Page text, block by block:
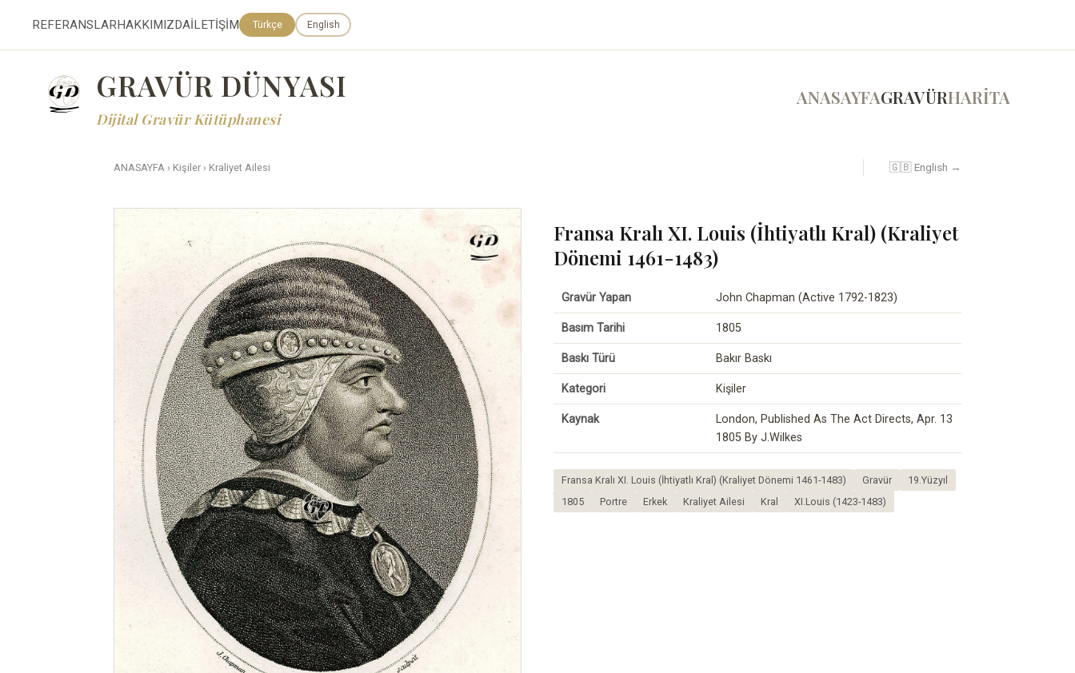
REFERANSLARHAKKIMIZDAİLETİŞİM Türkçe English
GRAVÜR DÜNYASI
Dijital Gravür Kütüphanesi
ANASAYFAGRAVÜRHARİTA
ANASAYFA › Kişiler › Kraliyet Ailesi 🇬🇧 English →
Fransa Kralı XI. Louis (İhtiyatlı Kral) (Kraliyet
Dönemi 1461-1483)
Gravür Yapan John Chapman (Active 1792-1823)
Basım Tarihi 1805
Baskı Türü Bakır Baskı
Kategori Kişiler
Kaynak
London, Published As The Act Directs, Apr. 13
1805 By J.Wilkes
Fransa Kralı XI. Louis (İhtiyatlı Kral) (Kraliyet Dönemi 1461-1483) Gravür
19.Yüzyıl
1805
Portre Erkek Kraliyet Ailesi Kral XI.Louis (1423-1483)